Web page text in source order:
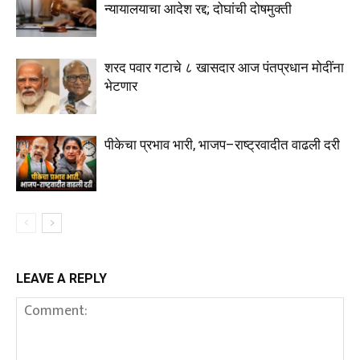
न्यायालयाचा आदेश रद्द; दोघांची दोषमुक्ती
शरद पवार गटाचे ८ खासदार आज पंतप्रधान मोदींना
भेटणार
पीकेचा प्रभाव भारी, भाजप–राष्ट्रवादीत वाढली दरी
LEAVE A REPLY